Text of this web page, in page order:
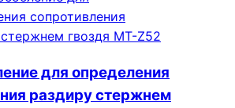
для определения
раздиру стержнем